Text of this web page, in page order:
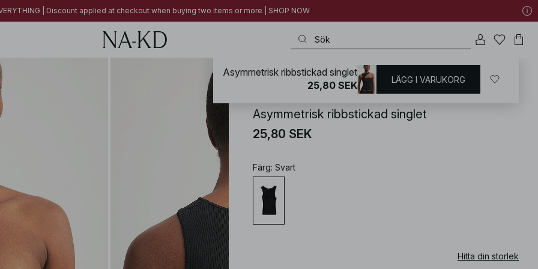
| Discount applied at checkout when buying two items or more | SHOP NOW
Toppar / Ärmlösa toppar
Asymmetrisk ribbstickad singlet
25,80 SEK
Färg: Svart
Hitta din storlek
Asymmetrisk ribbstickad singlet
25,80 SEK
LÄGG I VARUKORG